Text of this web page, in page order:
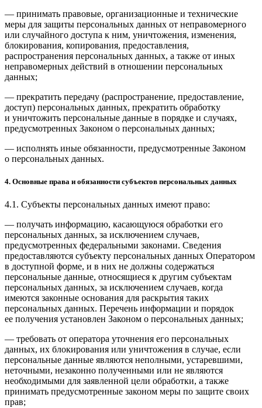
— принимать правовые, организационные и технические
меры для защиты персональных данных от неправомерного
или случайного доступа к ним, уничтожения, изменения,
блокирования, копирования, предоставления,
распространения персональных данных, а также от иных
неправомерных действий в отношении персональных
данных;
— прекратить передачу (распространение, предоставление,
доступ) персональных данных, прекратить обработку
и уничтожить персональные данные в порядке и случаях,
предусмотренных Законом о персональных данных;
— исполнять иные обязанности, предусмотренные Законом
о персональных данных.
4. Основные права и обязанности субъектов персональных данных
4.1. Субъекты персональных данных имеют право:
— получать информацию, касающуюся обработки его
персональных данных, за исключением случаев,
предусмотренных федеральными законами. Сведения
предоставляются субъекту персональных данных Оператором
в доступной форме, и в них не должны содержаться
персональные данные, относящиеся к другим субъектам
персональных данных, за исключением случаев, когда
имеются законные основания для раскрытия таких
персональных данных. Перечень информации и порядок
ее получения установлен Законом о персональных данных;
— требовать от оператора уточнения его персональных
данных, их блокирования или уничтожения в случае, если
персональные данные являются неполными, устаревшими,
неточными, незаконно полученными или не являются
необходимыми для заявленной цели обработки, а также
принимать предусмотренные законом меры по защите своих
прав;